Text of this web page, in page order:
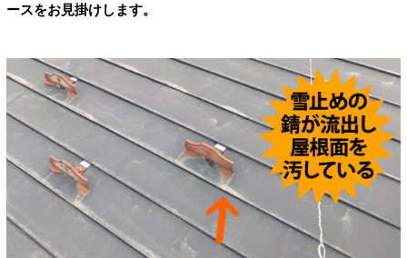
ースをお見掛けします。